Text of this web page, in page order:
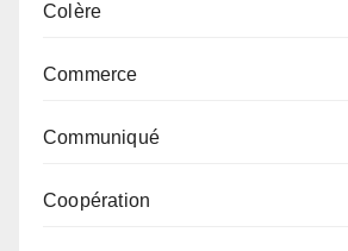
Colère
Commerce
Communiqué
Coopération